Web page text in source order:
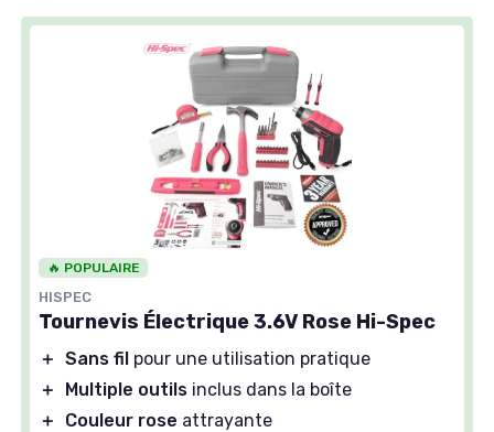
🔥 POPULAIRE
HISPEC
Tournevis Électrique 3.6V Rose Hi-Spec
＋ Sans fil pour une utilisation pratique
＋
Multiple outils inclus dans la boîte
＋
Couleur rose attrayante